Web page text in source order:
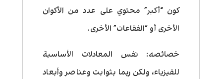
كون “أكبر” محتوي على عدد من الأكوان
الأخرى أو “الفقاعات” الأخرى.
خصائصه: نفس المعادلات الأساسية
للفيزياء، ولكن ربما بثوابت وعناصر وأبعاد